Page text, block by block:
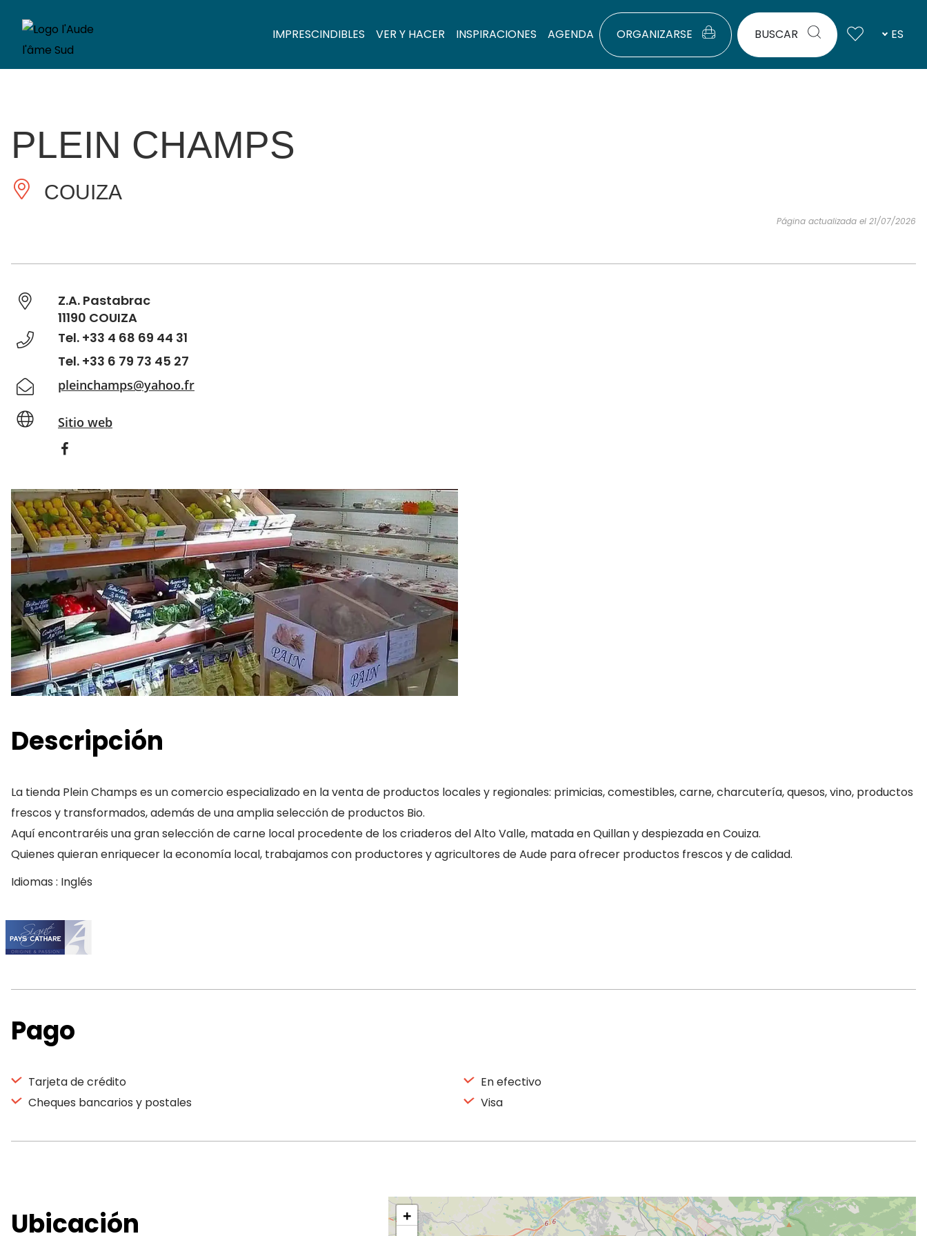
IMPRESCINDIBLES VER Y HACER INSPIRACIONES AGENDA ORGANIZARSE BUSCAR ES
PLEIN CHAMPS
COUIZA
Página actualizada el 21/07/2026
Z.A. Pastabrac
11190 COUIZA
Tel. +33 4 68 69 44 31
Tel. +33 6 79 73 45 27
pleinchamps@yahoo.fr
Sitio web
Descripción
La tienda Plein Champs es un comercio especializado en la venta de productos locales y regionales: primicias, comestibles, carne, charcutería, quesos, vino, productos
frescos y transformados, además de una amplia selección de productos Bio.
Aquí encontraréis una gran selección de carne local procedente de los criaderos del Alto Valle, matada en Quillan y despiezada en Couiza.
Quienes quieran enriquecer la economía local, trabajamos con productores y agricultores de Aude para ofrecer productos frescos y de calidad.
Idiomas : Inglés
Pago
Tarjeta de crédito
Cheques bancarios y postales
En efectivo
Visa
Ubicación
+